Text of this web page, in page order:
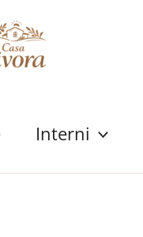
Interni